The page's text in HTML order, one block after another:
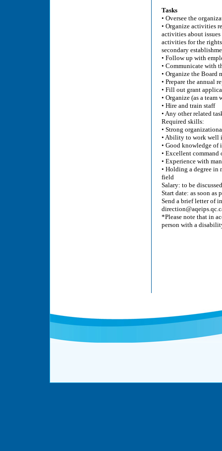
Tasks
• Oversee the
• Organize activities
activities about
activities for the
secondary
• Follow up with
• Communicate with
• Organize the Board
• Prepare the annual
• Fill out grant
• Organize (as a
• Hire and train staff
• Any other related
Required skills:
• Strong
• Ability to work well
• Good knowledge of
• Excellent command
• Experience with
• Holding a degree in
field
Salary: to be
Start date: as soon as
Send a brief letter of
*Please note that in
person with a